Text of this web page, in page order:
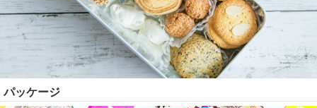
パッケージ